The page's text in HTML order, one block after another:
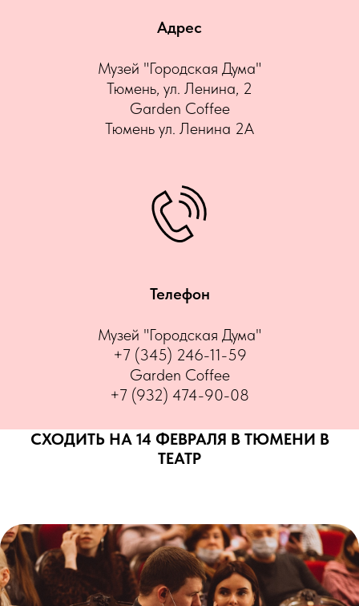
Адрес
Музей "Городская Дума"
Тюмень, ул. Ленина, 2
Garden Coffee
Тюмень ул. Ленина 2А
Телефон
Музей "Городская Дума"
+7 (345) 246-11-59
Garden Coffee
+7 (932) 474-90-08
СХОДИТЬ НА 14 ФЕВРАЛЯ В ТЮМЕНИ В
ТЕАТР